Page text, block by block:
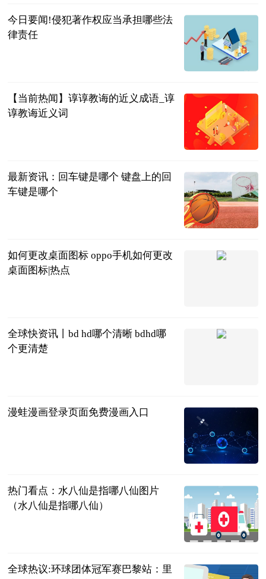
今日要闻!侵犯著作权应当承担哪些法
律责任
【当前热闻】谆谆教诲的近义成语_谆
谆教诲近义词
最新资讯：回车键是哪个 键盘上的回
车键是哪个
如何更改桌面图标 oppo手机如何更改
桌面图标|热点
全球快资讯丨bd hd哪个清晰 bdhd哪
个更清楚
漫蛙漫画登录页面免费漫画入口
热门看点：水八仙是指哪八仙图片
（水八仙是指哪八仙）
全球热议:环球团体冠军赛巴黎站：里